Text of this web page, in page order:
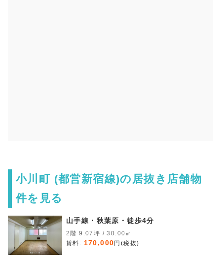
小川町 (都営新宿線)の居抜き店舗物
件を見る
山手線・秋葉原・徒歩4分
2階 9.07坪 / 30.00㎡
賃料: 170,000 円(税抜)